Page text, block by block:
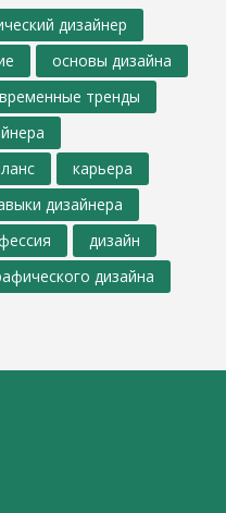
дизайнер
основы дизайна
тренды
карьера
дизайнера
дизайн
дизайна